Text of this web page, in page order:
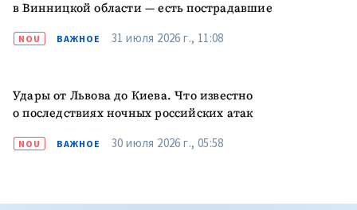
в Винницкой области — есть пострадавшие
NOU ВАЖНОЕ 31 июля 2026 г., 11:08
Удары от Львова до Киева. Что известно
о последствиях ночных российских атак
NOU ВАЖНОЕ 30 июля 2026 г., 05:58